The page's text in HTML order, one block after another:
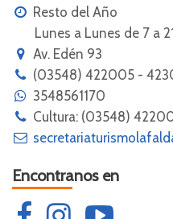
Resto del Año
Lunes a Lunes de 7 a
Av. Edén 93
(03548) 422005 -
3548561170
Cultura: (03548)
Encontranos en